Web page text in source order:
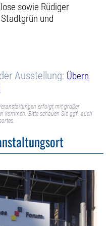
sowie Rüdiger
und
Ausstellung: Übern
erfolgt mit großer
kommen. Bitte schauen Sie ggf. auch